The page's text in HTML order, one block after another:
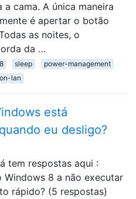
a cama. A única maneira
é apertar o botão
as noites, o
da …
sleep
power-management
lan
está
eu desligo?
tem respostas aqui :
Windows 8 a não executar
rápido? (5 respostas)